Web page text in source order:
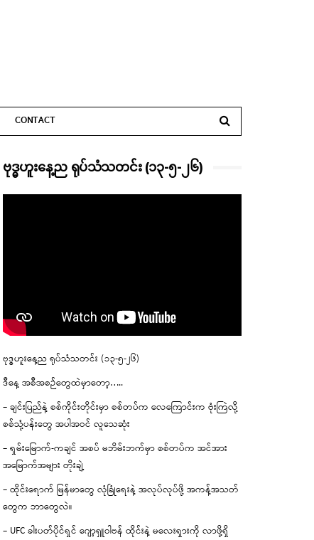
CONTACT
ဗုဒ္ဓဟူးနေ့ည ရုပ်သံသတင်း (၁၃-၅-၂၆)
ဗုဒ္ဓဟူးနေ့ည ရုပ်သံသတင်း (၁၃-၅-၂၆)
ဒီနေ့ အစီအစဉ်တွေထဲမှာတော့…..
– ချင်းပြည်နဲ့ စစ်ကိုင်းတိုင်းမှာ စစ်တပ်က လေကြောင်းက ဗုံးကြဲလို့
စစ်သုံ့ပန်းတွေ အပါအဝင် လူသေဆုံး
– ရှမ်းမြောက်-ကချင် အစပ် မဘိမ်းဘက်မှာ စစ်တပ်က အင်အား
အမြောက်အများ တိုးချဲ့
– ထိုင်းရောက် မြန်မာတွေ လုံခြုံရေးနဲ့ အလုပ်လုပ်ဖို့ အကန့်အသတ်
တွေက ဘာတွေလဲ။
– UFC ခါးပတ်ပိုင်ရှင် ဂျော့ရှူဝါဗန် ထိုင်းနဲ့ မလေးရှားကို လာဖို့ရှိ